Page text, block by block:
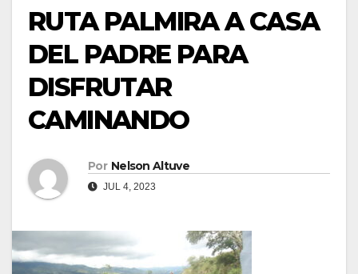
RUTA PALMIRA A CASA
DEL PADRE PARA
DISFRUTAR
CAMINANDO
Por Nelson Altuve
JUL 4, 2023